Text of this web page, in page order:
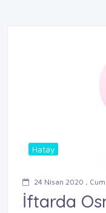
Hatay
24 Nisan 2020 ,
İftarda